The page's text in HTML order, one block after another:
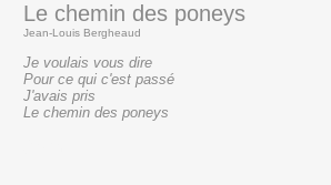
Le chemin des poneys
Jean-Louis Bergheaud
Je voulais vous dire
Pour ce qui c'est passé
J'avais pris
Le chemin des poneys